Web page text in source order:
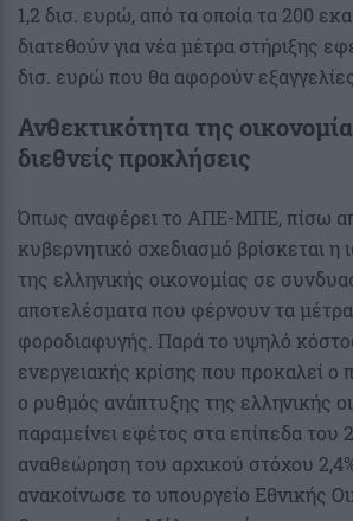
1,2 δισ. ευρώ, από τα οποία τα 200
διατεθούν για νέα μέτρα στήριξης
δισ. ευρώ που θα αφορούν
Ανθεκτικότητα της
διεθνείς προκλήσεις
Όπως αναφέρει το ΑΠΕ-ΜΠΕ, πίσω
κυβερνητικό σχεδιασμό βρίσκεται η
της ελληνικής οικονομίας σε
αποτελέσματα που φέρνουν τα
φοροδιαφυγής. Παρά το υψηλό
ενεργειακής κρίσης που προκαλεί ο
ο ρυθμός ανάπτυξης της ελληνικής
παραμείνει εφέτος στα επίπεδα του
αναθεώρηση του αρχικού στόχου
ανακοίνωσε το υπουργείο Εθνικής